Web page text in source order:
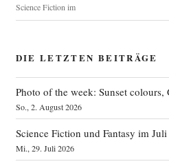
Science Fiction im
DIE LETZTEN BEITRÄGE
Photo of the week: Sunset colours,
So., 2. August 2026
Science Fiction und Fantasy im
Mi., 29. Juli 2026